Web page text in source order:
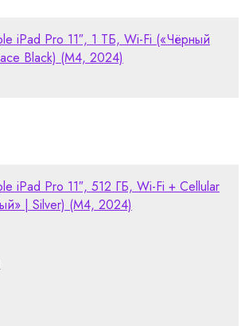
iPad Pro 11″, 1 ТБ, Wi-Fi («Чёрный
Black) (M4, 2024)
iPad Pro 11″, 512 ГБ, Wi-Fi + Cellular
| Silver) (M4, 2024)